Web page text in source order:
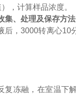
，计算样品浓度。
集、处理及保存方法
，3000转离心10
冻融，在室温下